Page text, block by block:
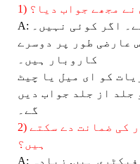
نے مجھے جواب دیا؟
عارضی طور پر دوسرے
کاروبار ہیں۔
کو ای میل یا چیٹ
جلد از جلد جواب دیں
گے۔
2) سوال: کیا آپ اپنے معیار کی ضمانت دے سکتے
ہیں؟
A: یقینا. ہم مینوفیکچرنگ فیکٹری ہیں. زیادہ